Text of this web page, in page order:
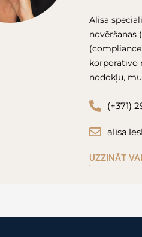
Alisa
novēršanas
korporatīvo
nodokļu,
(+371)
UZZINĀT